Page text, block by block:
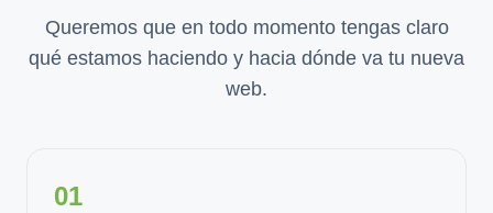
Queremos que en todo momento tengas claro
qué estamos haciendo y hacia dónde va tu nueva
web.
01